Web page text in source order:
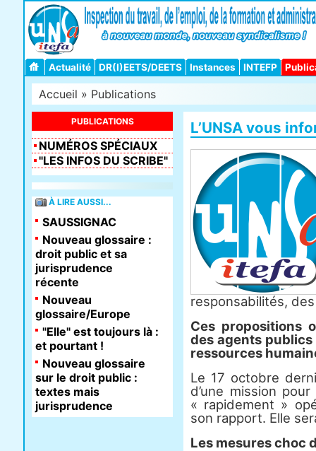
Actualité DR(I)EETS/DEETS Instances INTEFP
Accueil » Publications
L’UNSA vous
responsabilités,
Ces propositions
des agents
ressources
Le 17 octobre
d’une mission
« rapidement »
son rapport. Elle
Les mesures choc
PUBLICATIONS
NUMÉROS SPÉCIAUX
"LES INFOS DU SCRIBE"
À LIRE AUSSI...
SAUSSIGNAC
Nouveau glossaire :
droit public et sa
jurisprudence
récente
Nouveau
glossaire/Europe
"Elle" est toujours là :
et pourtant !
Nouveau glossaire
sur le droit public :
textes mais
jurisprudence